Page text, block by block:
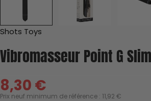
Shots Toys
Vibromasseur Point G Slim
Prix
8,30 €
Prix neuf minimum de référence : 11,92 €